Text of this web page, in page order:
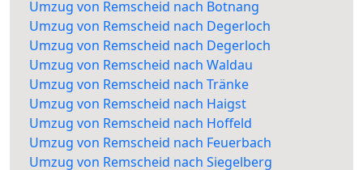
Umzug von Remscheid nach Botnang
Umzug von Remscheid nach Degerloch
Umzug von Remscheid nach Degerloch
Umzug von Remscheid nach Waldau
Umzug von Remscheid nach Tränke
Umzug von Remscheid nach Haigst
Umzug von Remscheid nach Hoffeld
Umzug von Remscheid nach Feuerbach
Umzug von Remscheid nach Siegelberg